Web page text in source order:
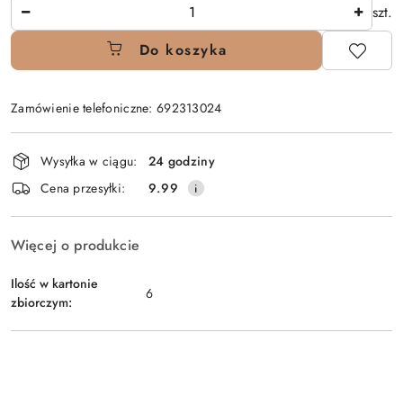
szt.
Do koszyka
Zamówienie telefoniczne: 692313024
Dostępność
i
dostawa
Wysyłka w ciągu:
24 godziny
Cena przesyłki:
9.99
Więcej o produkcie
Ilość w kartonie
zbiorczym:
6